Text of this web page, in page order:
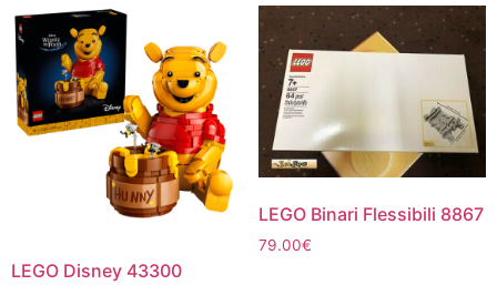
LEGO Disney 43300
LEGO Binari Flessibili 8867
79.00€